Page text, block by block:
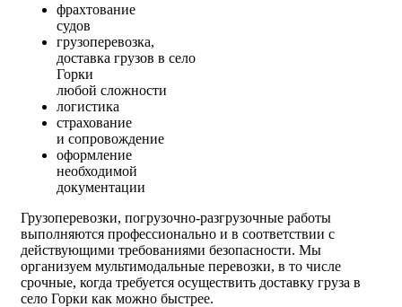
фрахтование
судов
грузоперевозка,
доставка грузов в село
Горки
любой сложности
логистика
страхование
и сопровождение
оформление
необходимой
документации
Грузоперевозки, погрузочно-разгрузочные работы
выполняются профессионально и в соответствии с
действующими требованиями безопасности. Мы
организуем мультимодальные перевозки, в то числе
срочные, когда требуется осуществить доставку груза в
село Горки как можно быстрее.